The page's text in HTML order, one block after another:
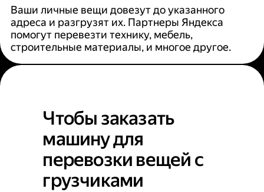
Ваши личные вещи довезут до указанного
адреса и разгрузят их. Партнеры Яндекса
помогут перевезти технику, мебель,
строительные материалы, и многое другое.
Чтобы заказать
машину для
перевозки вещей с
грузчиками